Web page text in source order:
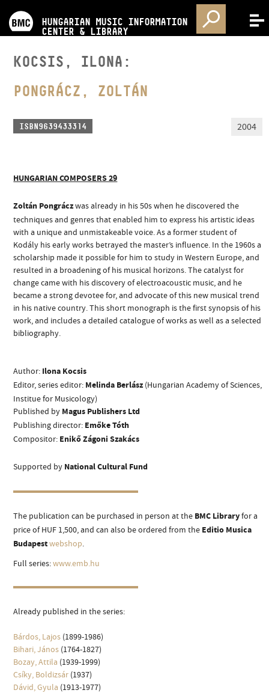
HUNGARIAN MUSIC INFORMATION
CENTER & LIBRARY
MENU
TRAININGS
RELEASES
CONTACT
VIDEO GALLERY
EMAIL
infokozpont@bmc.hu
PHONE
ARTIST DATABASE
KOCSIS, ILONA:
PONGRÁCZ, ZOLTÁN
ISBN9639433314 2004
HUNGARIAN COMPOSERS 29
Zoltán Pongráczwas already in his 50s when he discovered the
techniques and genres that enabled him to express his artistic ideas
with a unique and unmistakeable voice. As a former student of
Kodály his early works betrayed the master’s influence. In the 1960s a
scholarship made it possible for him to study in Western Europe, and
resulted in a broadening of his musical horizons. The catalyst for
change came with his discovery of electroacoustic music, and he
became a strong devotee for, and advocate of this new musical trend
in his native country. This short monograph is the first synopsis of his
work, and includes a detailed catalogue of works as well as a selected
bibliography.
Author: Ilona Kocsis
Editor, series editor: MelindaBerlász(Hungarian Academy of Sciences,
Institue for Musicology)
Published by Magus Publishers Ltd
Publishing director: Emőke Tóth
Compositor: Enikő Zágoni Szakács
Supported by National Cultural Fund
The publication can be purchased in person at the BMC Libraryfor a
price of HUF 1,500, and can also be ordered from the Editio Musica
Budapestwebshop
Full series:www.emb.hu
Already published in the series:
Bárdos, Lajos (1899-1986)
Bihari, János (1764-1827)
Bozay, Attila (1939-1999)
Csíky, Boldizsár (1937)
Dávid, Gyula (1913-1977)